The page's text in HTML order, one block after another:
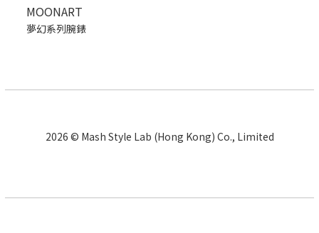
MOONART
夢幻系列腕錶
2026 © Mash Style Lab (Hong Kong) Co., Limited